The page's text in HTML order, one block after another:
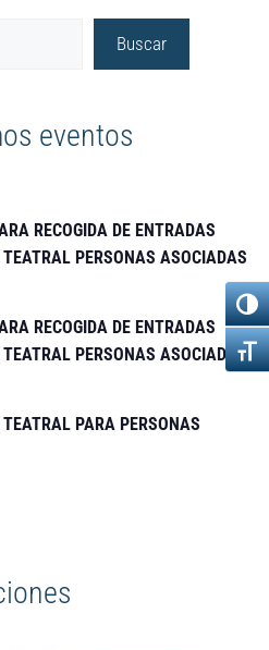
Buscar
eventos
RECOGIDA DE ENTRADAS
TEATRAL PERSONAS ASOCIADAS
RECOGIDA DE ENTRADAS
TEATRAL PERSONAS ASOCIADAS
PARA PERSONAS